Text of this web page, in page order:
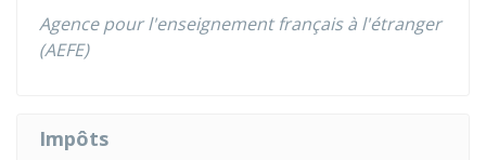
Agence pour l'enseignement français à l'étranger
(AEFE)
Impôts